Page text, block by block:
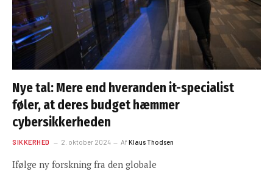
Nye tal: Mere end hveranden it-specialist
føler, at deres budget hæmmer
cybersikkerheden
SIKKERHED 2. oktober 2024 AfKlaus Thodsen
Ifølge ny forskning fra den globale